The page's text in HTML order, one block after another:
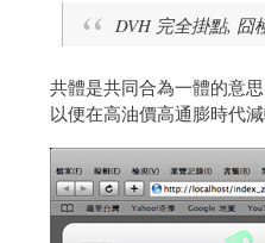
DVH 完全掛點, 囧
共體是共同合為一體的意
以便在高油價高通膨時代